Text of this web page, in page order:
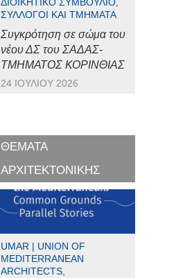
ΔΙΟΙΚΗΤΙΚΌ ΣΥΜΒΟΎΛΙΟ,
ΣΎΛΛΟΓΟΙ ΚΑΙ ΤΜΉΜΑΤΑ
Συγκρότηση σε σώμα του
νέου ΔΣ του ΣΑΔΑΣ-
ΤΜΗΜΑΤΟΣ ΚΟΡΙΝΘΙΑΣ
24 ΙΟΥΛΊΟΥ 2026
ΘΕΜΑΤΑ
ΑΡΧΙΤΕΚΤΟΝΙΚΗΣ
UMAR | UNION OF
MEDITERRANEAN
ARCHITECTS,